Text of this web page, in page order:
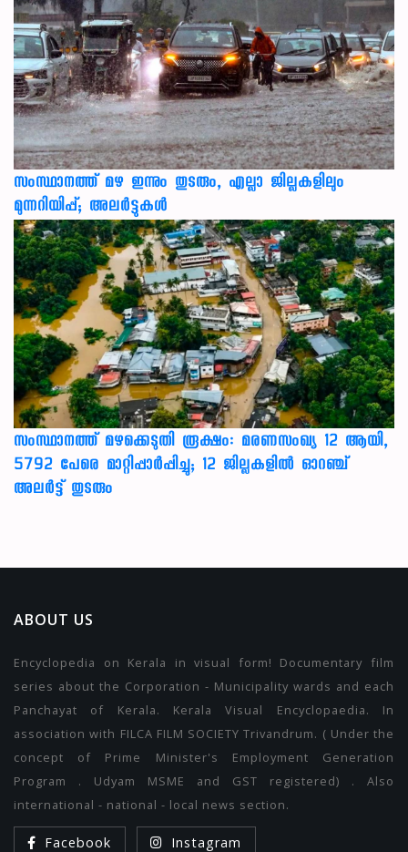
സംസ്ഥാനത്ത് മഴ ഇന്നും തുടരും, എല്ലാ ജില്ലകളിലും
മുന്നറിയിപ്പ്; അലർട്ടുകൾ
സംസ്ഥാനത്ത് മഴക്കെടുതി രൂക്ഷം: മരണസംഖ്യ 12 ആയി,
5792 പേരെ മാറ്റിപ്പാർപ്പിച്ചു; 12 ജില്ലകളിൽ ഓറഞ്ച്
അലർട്ട് തുടരും
ABOUT US
Encyclopedia on Kerala in visual form! Documentary film
series about the Corporation - Municipality wards and each
Panchayat of Kerala. Kerala Visual Encyclopaedia. In
association with FILCA FILM SOCIETY Trivandrum. ( Under the
concept of Prime Minister's Employment Generation
Program . Udyam MSME and GST registered) . Also
international - national - local news section.
Facebook Instagram